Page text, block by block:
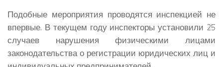
Подобные мероприятия проводятся инспекцией не
впервые. В текущем году инспекторы установили 25
случаев нарушения физическими лицами
законодательства о регистрации юридических лиц и